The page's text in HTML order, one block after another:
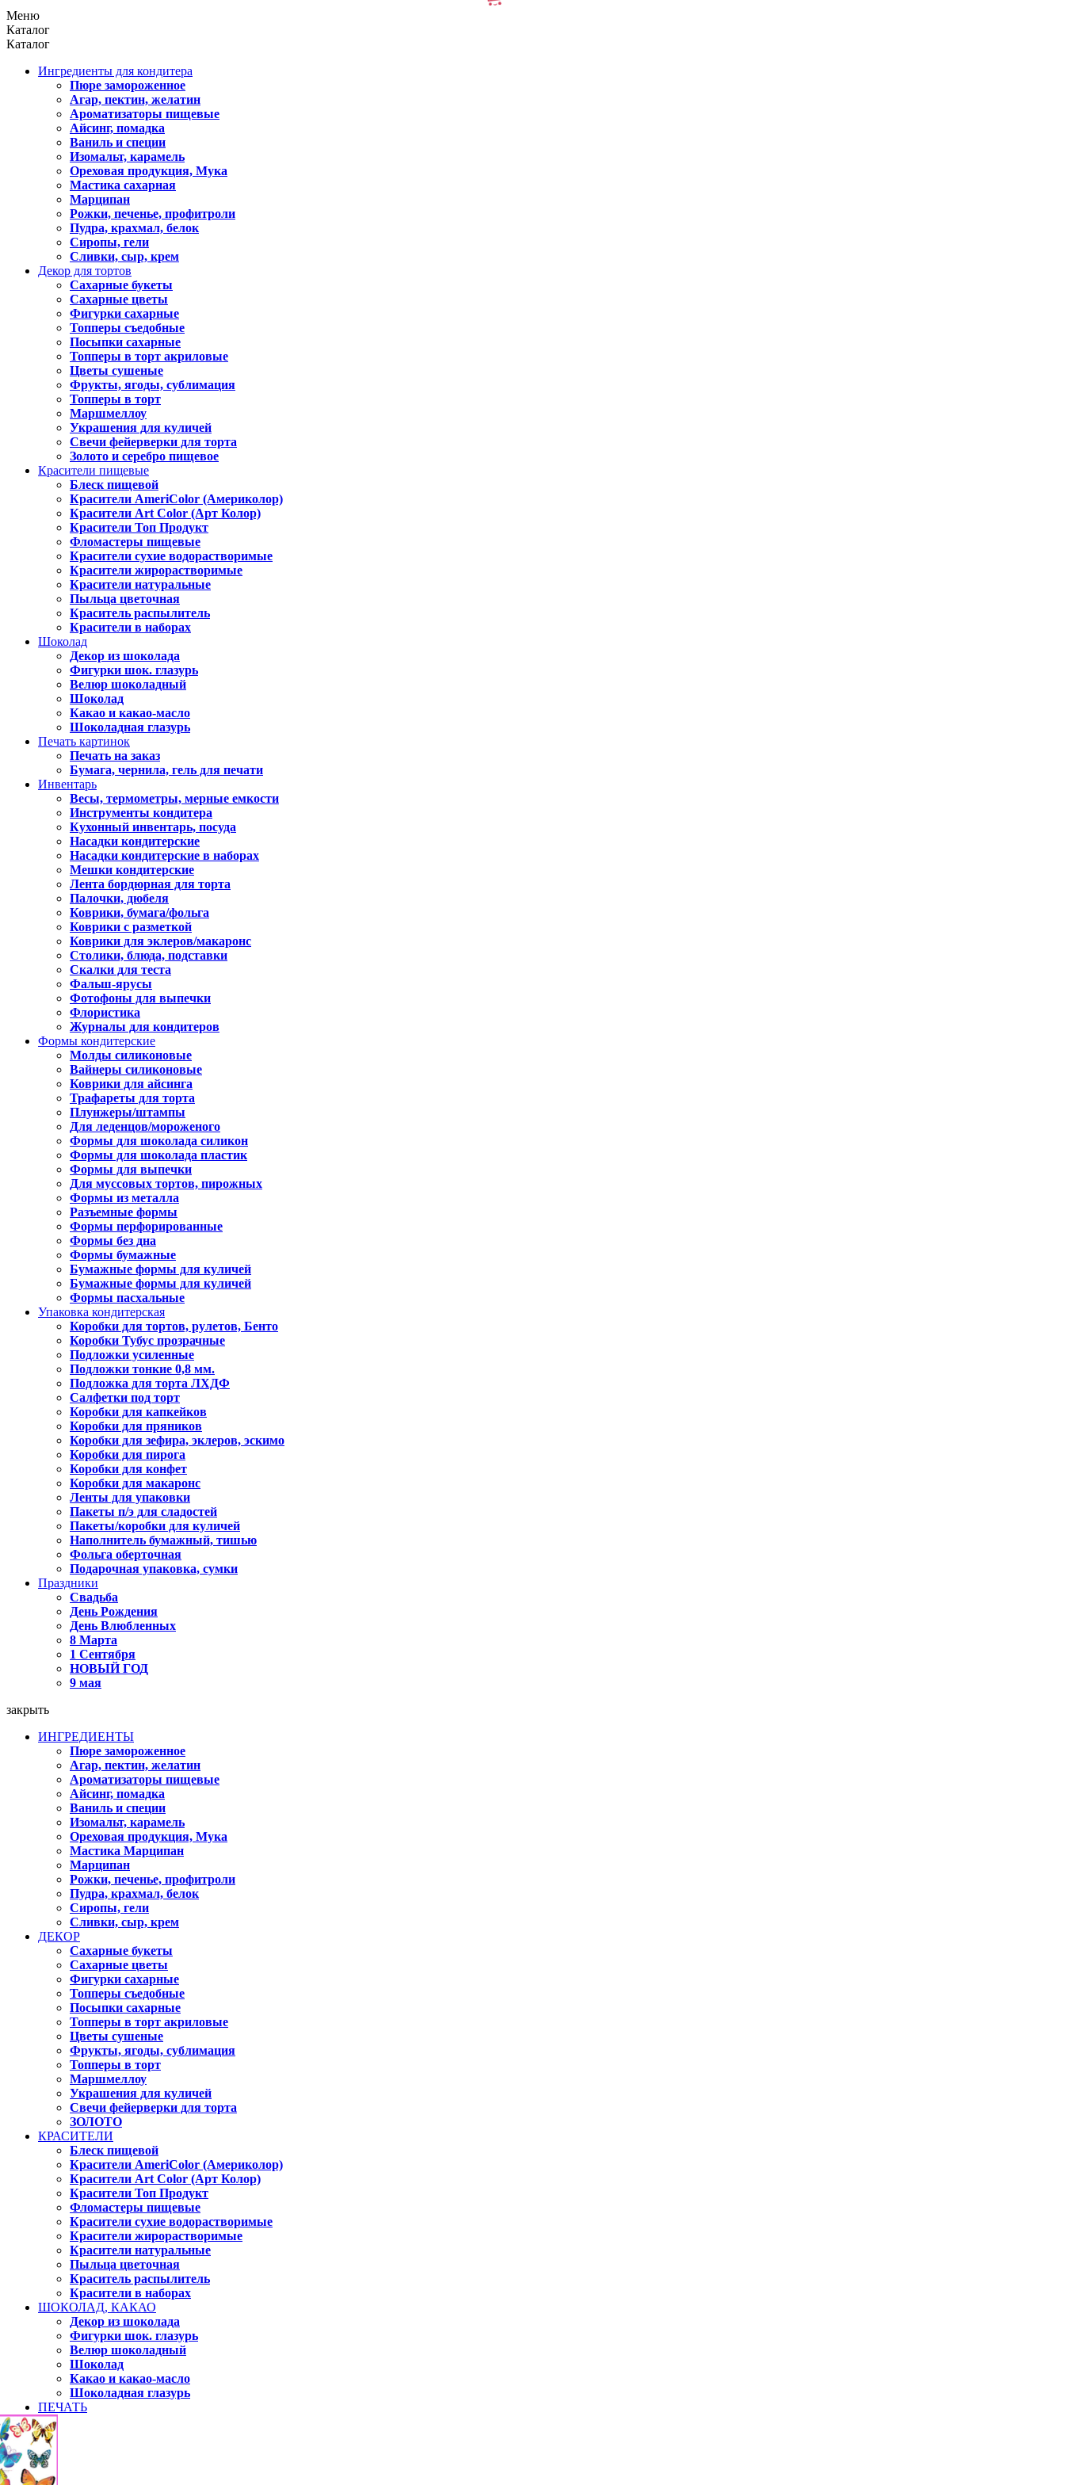
Меню
Каталог
Каталог
Ингредиенты для кондитера
Пюре замороженное
Агар, пектин, желатин
Ароматизаторы пищевые
Айсинг, помадка
Ваниль и специи
Изомальт, карамель
Ореховая продукция, Мука
Мастика сахарная
Марципан
Рожки, печенье, профитроли
Пудра, крахмал, белок
Сиропы, гели
Сливки, сыр, крем
Декор для тортов
Сахарные букеты
Сахарные цветы
Фигурки сахарные
Топперы съедобные
Посыпки сахарные
Топперы в торт акриловые
Цветы сушеные
Фрукты, ягоды, сублимация
Топперы в торт
Маршмеллоу
Украшения для куличей
Свечи фейерверки для торта
Золото и серебро пищевое
Красители пищевые
Блеск пищевой
Красители AmeriColor (Америколор)
Красители Art Color (Арт Колор)
Красители Топ Продукт
Фломастеры пищевые
Красители сухие водорастворимые
Красители жирорастворимые
Красители натуральные
Пыльца цветочная
Краситель распылитель
Красители в наборах
Шоколад
Декор из шоколада
Фигурки шок. глазурь
Велюр шоколадный
Шоколад
Какао и какао-масло
Шоколадная глазурь
Печать картинок
Печать на заказ
Бумага, чернила, гель для печати
Инвентарь
Весы, термометры, мерные емкости
Инструменты кондитера
Кухонный инвентарь, посуда
Насадки кондитерские
Насадки кондитерские в наборах
Мешки кондитерские
Лента бордюрная для торта
Палочки, дюбеля
Коврики, бумага/фольга
Коврики с разметкой
Коврики для эклеров/макаронс
Столики, блюда, подставки
Скалки для теста
Фальш-ярусы
Фотофоны для выпечки
Флористика
Журналы для кондитеров
Формы кондитерские
Молды силиконовые
Вайнеры силиконовые
Коврики для айсинга
Трафареты для торта
Плунжеры/штампы
Для леденцов/мороженого
Формы для шоколада силикон
Формы для шоколада пластик
Формы для выпечки
Для муссовых тортов, пирожных
Формы из металла
Разъемные формы
Формы перфорированные
Формы без дна
Формы бумажные
Бумажные формы для куличей
Бумажные формы для куличей
Формы пасхальные
Упаковка кондитерская
Коробки для тортов, рулетов, Бенто
Коробки Тубус прозрачные
Подложки усиленные
Подложки тонкие 0,8 мм.
Подложка для торта ЛХДФ
Салфетки под торт
Коробки для капкейков
Коробки для пряников
Коробки для зефира, эклеров, эскимо
Коробки для пирога
Коробки для конфет
Коробки для макаронс
Ленты для упаковки
Пакеты п/э для сладостей
Пакеты/коробки для куличей
Наполнитель бумажный, тишью
Фольга оберточная
Подарочная упаковка, сумки
Праздники
Свадьба
День Рождения
День Влюбленных
8 Марта
1 Сентября
НОВЫЙ ГОД
9 мая
закрыть
ИНГРЕДИЕНТЫ
Пюре замороженное
Агар, пектин, желатин
Ароматизаторы пищевые
Айсинг, помадка
Ваниль и специи
Изомальт, карамель
Ореховая продукция, Мука
Мастика Марципан
Марципан
Рожки, печенье, профитроли
Пудра, крахмал, белок
Сиропы, гели
Сливки, сыр, крем
ДЕКОР
Сахарные букеты
Сахарные цветы
Фигурки сахарные
Топперы съедобные
Посыпки сахарные
Топперы в торт акриловые
Цветы сушеные
Фрукты, ягоды, сублимация
Топперы в торт
Маршмеллоу
Украшения для куличей
Свечи фейерверки для торта
ЗОЛОТО
КРАСИТЕЛИ
Блеск пищевой
Красители AmeriColor (Америколор)
Красители Art Color (Арт Колор)
Красители Топ Продукт
Фломастеры пищевые
Красители сухие водорастворимые
Красители жирорастворимые
Красители натуральные
Пыльца цветочная
Краситель распылитель
Красители в наборах
ШОКОЛАД, КАКАО
Декор из шоколада
Фигурки шок. глазурь
Велюр шоколадный
Шоколад
Какао и какао-масло
Шоколадная глазурь
ПЕЧАТЬ